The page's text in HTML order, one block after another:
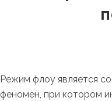
Режим флоу является
феномен, при котором